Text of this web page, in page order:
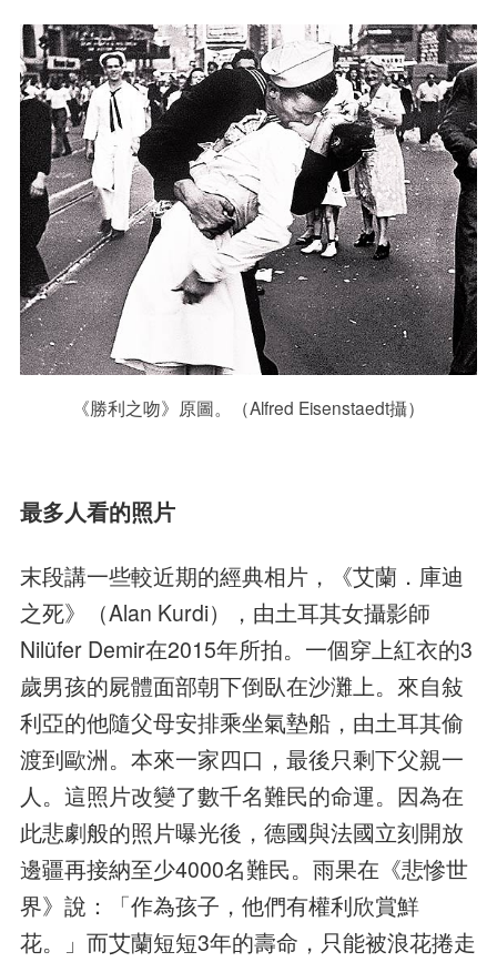
《勝利之吻》原圖。（Alfred Eisenstaedt攝）
最多人看的照片
末段講一些較近期的經典相片，《艾蘭．庫迪
之死》（Alan Kurdi），由土耳其女攝影師
Nilüfer Demir在2015年所拍。一個穿上紅衣的3
歲男孩的屍體面部朝下倒臥在沙灘上。來自敍
利亞的他隨父母安排乘坐氣墊船，由土耳其偷
渡到歐洲。本來一家四口，最後只剩下父親一
人。這照片改變了數千名難民的命運。因為在
此悲劇般的照片曝光後，德國與法國立刻開放
邊疆再接納至少4000名難民。雨果在《悲慘世
界》說：「作為孩子，他們有權利欣賞鮮
花。」而艾蘭短短3年的壽命，只能被浪花捲走